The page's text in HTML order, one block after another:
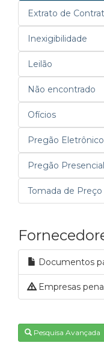
Extrato de
Inexigibilidade
Leilão
Não encontrado
Ofícios
Pregão Eletrônico
Pregão Presencial
Tomada de Preço
Documentos
Empresas
Pesquisa Avançada